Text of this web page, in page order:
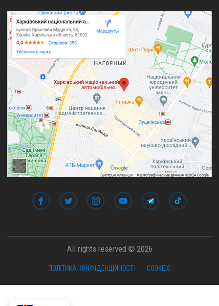
All rights reserved © 2026
ПОЛІТИКА КОНФІДЕНЦІЙНОСТІ COOKIES